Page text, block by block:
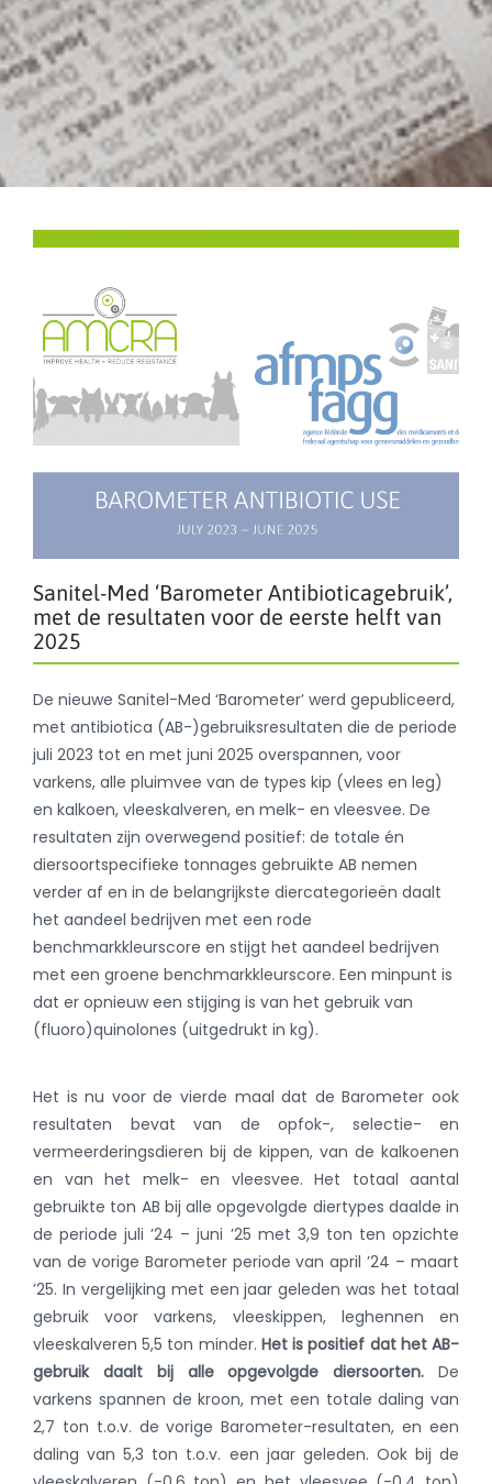
Sanitel-Med ‘Barometer Antibioticagebruik’,
met de resultaten voor de eerste helft van
2025
De nieuwe Sanitel-Med ‘Barometer’ werd gepubliceerd,
met antibiotica (AB-)gebruiksresultaten die de periode
juli 2023 tot en met juni 2025 overspannen, voor
varkens, alle pluimvee van de types kip (vlees en leg)
en kalkoen, vleeskalveren, en melk- en vleesvee. De
resultaten zijn overwegend positief: de totale én
diersoortspecifieke tonnages gebruikte AB nemen
verder af en in de belangrijkste diercategorieën daalt
het aandeel bedrijven met een rode
benchmarkkleurscore en stijgt het aandeel bedrijven
met een groene benchmarkkleurscore. Een minpunt is
dat er opnieuw een stijging is van het gebruik van
(fluoro)quinolones (uitgedrukt in kg).
Het is nu voor de vierde maal dat de Barometer ook
resultaten bevat van de opfok-, selectie- en
vermeerderingsdieren bij de kippen, van de kalkoenen
en van het melk- en vleesvee. Het totaal aantal
gebruikte ton AB bij alle opgevolgde diertypes daalde in
de periode juli ’24 – juni ’25 met 3,9 ton ten opzichte
van de vorige Barometer periode van april ’24 – maart
’25. In vergelijking met een jaar geleden was het totaal
gebruik voor varkens, vleeskippen, leghennen en
vleeskalveren 5,5 ton minder. Het is positief dat het AB-
gebruik daalt bij alle opgevolgde diersoorten. De
varkens spannen de kroon, met een totale daling van
2,7 ton t.o.v. de vorige Barometer-resultaten, en een
daling van 5,3 ton t.o.v. een jaar geleden. Ook bij de